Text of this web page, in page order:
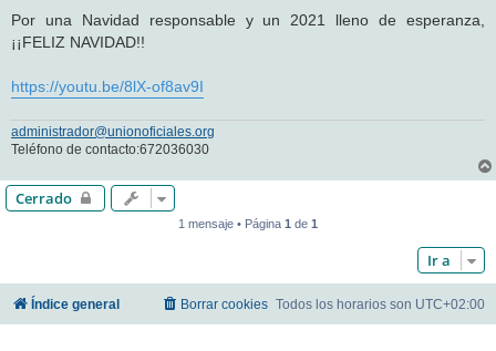
Por una Navidad responsable y un 2021 lleno de esperanza,
¡¡FELIZ NAVIDAD!!
https://youtu.be/8lX-of8av9I
administrador@unionoficiales.org
Teléfono de contacto:672036030
Cerrado
1 mensaje • Página 1 de 1
Ir a
Índice general Todos los horarios son UTC+02:00
Borrar cookies